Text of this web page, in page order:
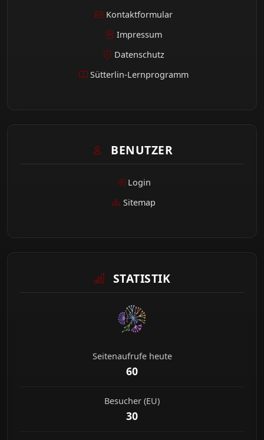
Kontaktformular
Impressum
Datenschutz
Sütterlin-Lernprogramm
BENUTZER
Login
Sitemap
STATISTIK
Seitenaufrufe heute
60
Besucher (EU)
30